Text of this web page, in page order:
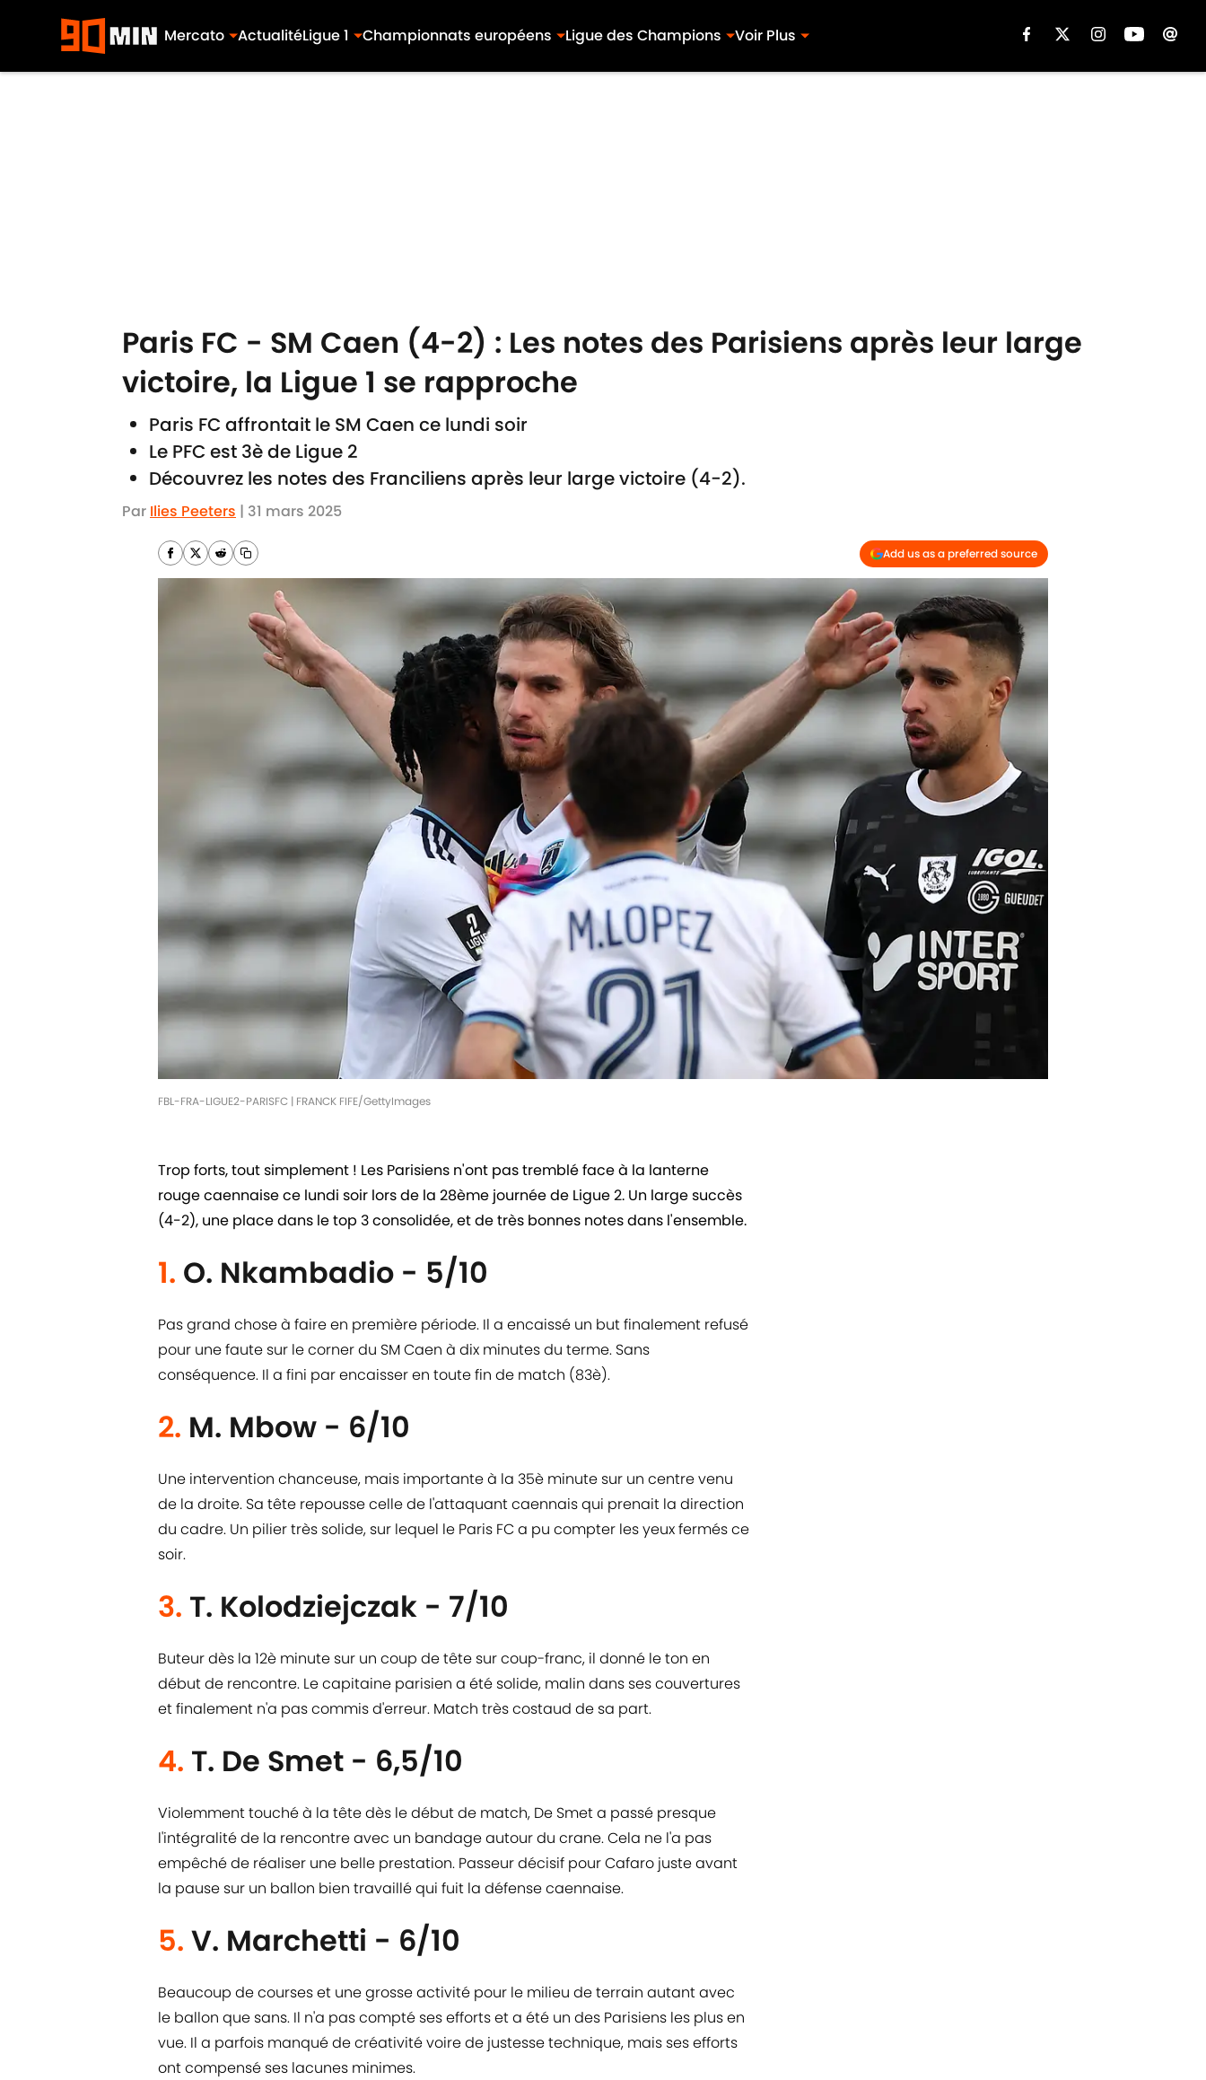
Mercato ActualitéLigue 1 Championnats européens Ligue des Champions Voir Plus
Paris FC - SM Caen (4-2) : Les notes des Parisiens après leur large
victoire, la Ligue 1 se rapproche
Paris FC affrontait le SM Caen ce lundi soir
Le PFC est 3è de Ligue 2
Découvrez les notes des Franciliens après leur large victoire (4-2).
Par Ilies Peeters | 31 mars 2025
Add us as a preferred source
FBL-FRA-LIGUE2-PARISFC | FRANCK FIFE/GettyImages
Trop forts, tout simplement ! Les Parisiens n'ont pas tremblé face à la lanterne
rouge caennaise ce lundi soir lors de la 28ème journée de Ligue 2. Un large succès
(4-2), une place dans le top 3 consolidée, et de très bonnes notes dans l'ensemble.
1. O. Nkambadio - 5/10
Pas grand chose à faire en première période. Il a encaissé un but finalement refusé
pour une faute sur le corner du SM Caen à dix minutes du terme. Sans
conséquence. Il a fini par encaisser en toute fin de match (83è).
2. M. Mbow - 6/10
Une intervention chanceuse, mais importante à la 35è minute sur un centre venu
de la droite. Sa tête repousse celle de l'attaquant caennais qui prenait la direction
du cadre. Un pilier très solide, sur lequel le Paris FC a pu compter les yeux fermés ce
soir.
3. T. Kolodziejczak - 7/10
Buteur dès la 12è minute sur un coup de tête sur coup-franc, il donné le ton en
début de rencontre. Le capitaine parisien a été solide, malin dans ses couvertures
et finalement n'a pas commis d'erreur. Match très costaud de sa part.
4. T. De Smet - 6,5/10
Violemment touché à la tête dès le début de match, De Smet a passé presque
l'intégralité de la rencontre avec un bandage autour du crane. Cela ne l'a pas
empêché de réaliser une belle prestation. Passeur décisif pour Cafaro juste avant
la pause sur un ballon bien travaillé qui fuit la défense caennaise.
5. V. Marchetti - 6/10
Beaucoup de courses et une grosse activité pour le milieu de terrain autant avec
le ballon que sans. Il n'a pas compté ses efforts et a été un des Parisiens les plus en
vue. Il a parfois manqué de créativité voire de justesse technique, mais ses efforts
ont compensé ses lacunes minimes.